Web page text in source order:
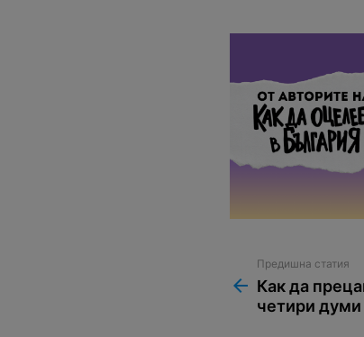
more
Предишна статия
Как да
четири думи